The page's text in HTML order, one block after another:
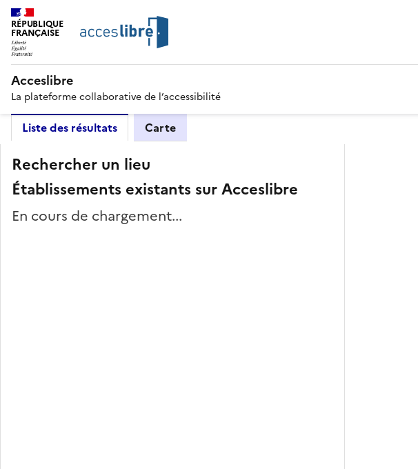
RÉPUBLIQUE
FRANÇAISE
Acceslibre
La plateforme collaborative de l’accessibilité
Liste des résultats Carte
Rechercher un lieu
Établissements existants sur Acceslibre
En cours de chargement...